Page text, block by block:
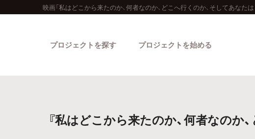
映画「私はどこから来たのか、何者なのか、どこへ行くのか、そしてあなた
プロジェクトを探す
人気のプロ
プロジェクトを始める
『私はどこから来たのか、何者なのか